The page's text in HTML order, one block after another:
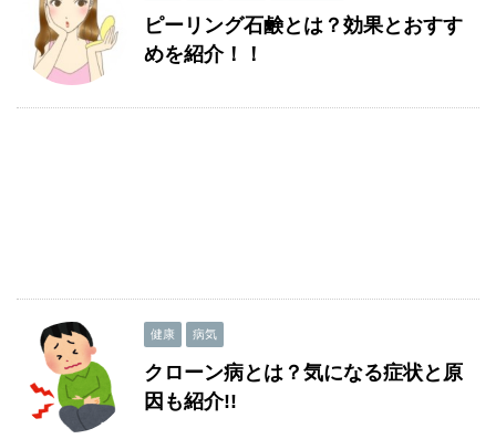
ピーリング石鹸とは？効果とおすす
めを紹介！！
健康 病気
クローン病とは？気になる症状と原
因も紹介!!